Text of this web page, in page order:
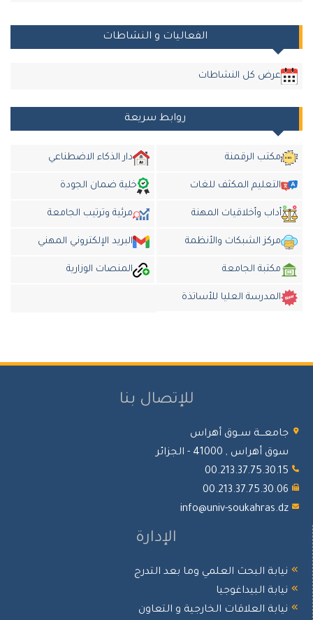
الفعاليات و النشاطات
عرض كل النشاطات
روابط سريعة
مكتب الرقمنة دار الذكاء الاضطناعي
التعليم المكثف للغات خلية ضمان الجودة
أداب وأخلاقيات المهنة مرئية وترتيب الجامعة
مركز الشبكات والأنظمة البريد الإلكتروني المهني
مكتبة الجامعة المنصات الوزارية
المدرسة العليا للأساتذة
للإتصال بنا
جامعـــة ســوق أهراس
سوق أهراس , 41000 - الجزائر
00.213.37.75.30.15
00.213.37.75.30.06
info@univ-soukahras.dz
الإدارة
نيابة البحث العلمي وما بعد التدرج
نيابة البيداغوجيا
نيابة العلاقات الخارجية و التعاون